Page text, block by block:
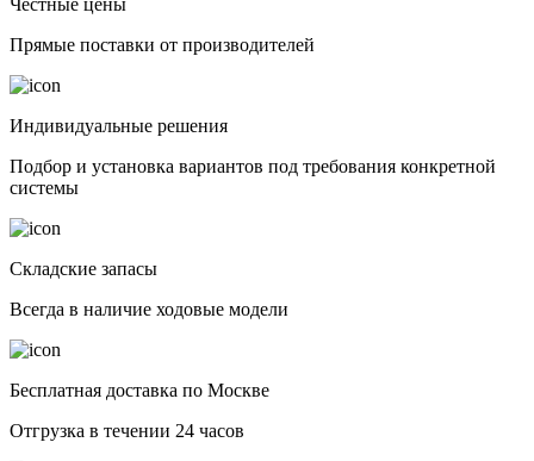
Прямые поставки от производителей
Индивидуальные решения
Подбор и установка вариантов под требования конкретной
системы
Складские запасы
Всегда в наличие ходовые модели
Бесплатная доставка по Москве
Отгрузка в течении 24 часов